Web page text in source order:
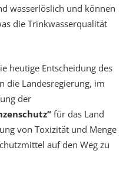
wasserlöslich und können
die Trinkwasserqualität
heutige Entscheidung des
die Landesregierung, im
der
für das Land
von Toxizität und Menge
auf den Weg zu